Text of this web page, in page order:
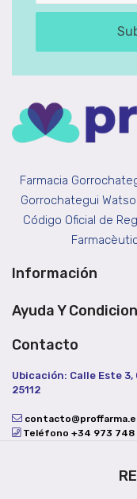
Farmacia
Gorrochategui
Código Oficial de
Información
Ayuda Y
Contacto
Ubicación: Calle Este
25112
Teléfono +34 973 748